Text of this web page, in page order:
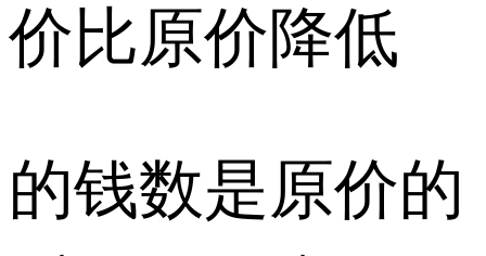
价比原价降低
的钱数是原价的